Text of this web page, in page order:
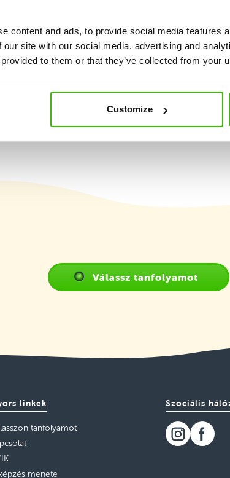
content and ads, to provide social media features
our site with our social media, advertising and
to them or that they’ve collected from your
Customize
amely az atlétika, torna, mozgásos játékok és
játékosságon és
2 képzett edző
Válassz tanfolyamot
linkek
tanfolyamot
menete
Szociális